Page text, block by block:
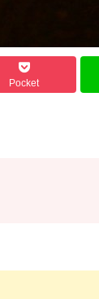
Pocket